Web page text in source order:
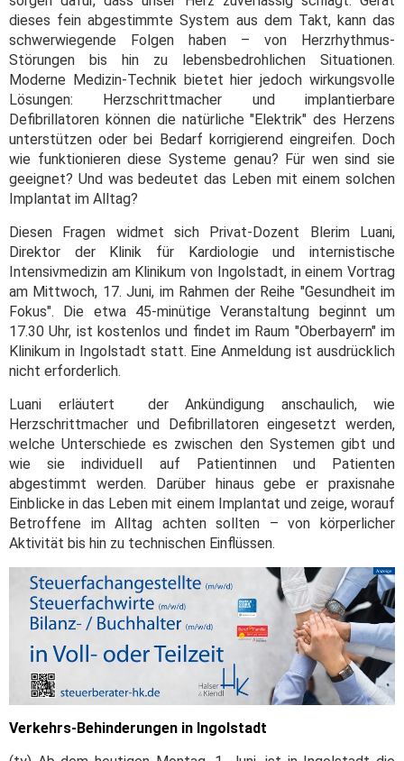
dieses fein abgestimmte System aus dem Takt, kann das
schwerwiegende Folgen haben – von Herzrhythmus-
Störungen bis hin zu lebensbedrohlichen Situationen.
Moderne Medizin-Technik bietet hier jedoch wirkungsvolle
Lösungen: Herzschrittmacher und implantierbare
Defibrillatoren können die natürliche "Elektrik" des Herzens
unterstützen oder bei Bedarf korrigierend eingreifen. Doch
wie funktionieren diese Systeme genau? Für wen sind sie
geeignet? Und was bedeutet das Leben mit einem solchen
Implantat im Alltag?
Diesen Fragen widmet sich Privat-Dozent Blerim Luani,
Direktor der Klinik für Kardiologie und internistische
Intensivmedizin am Klinikum von Ingolstadt, in einem Vortrag
am Mittwoch, 17. Juni, im Rahmen der Reihe "Gesundheit im
Fokus". Die etwa 45-minütige Veranstaltung beginnt um
17.30 Uhr, ist kostenlos und findet im Raum "Oberbayern" im
Klinikum in Ingolstadt statt. Eine Anmeldung ist ausdrücklich
nicht erforderlich.
Luani erläutert der Ankündigung anschaulich, wie
Herzschrittmacher und Defibrillatoren eingesetzt werden,
welche Unterschiede es zwischen den Systemen gibt und
wie sie individuell auf Patientinnen und Patienten
abgestimmt werden. Darüber hinaus gebe er praxisnahe
Einblicke in das Leben mit einem Implantat und zeige, worauf
Betroffene im Alltag achten sollten – von körperlicher
Aktivität bis hin zu technischen Einflüssen.
Verkehrs-Behinderungen in Ingolstadt